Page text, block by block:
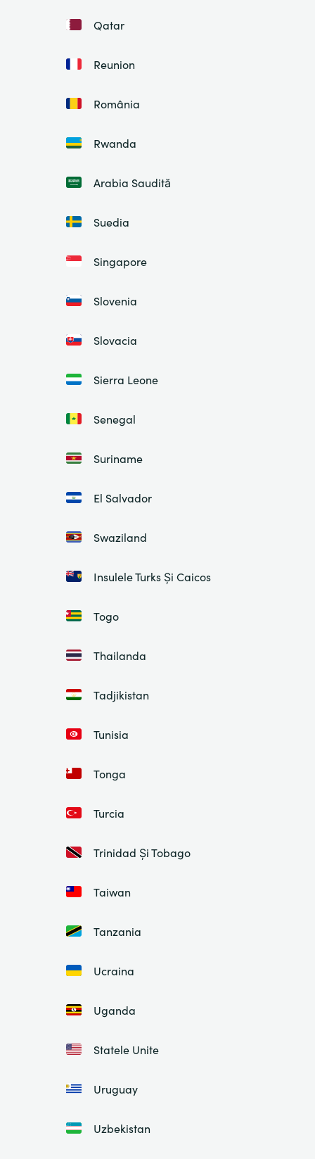
Qatar
Reunion
România
Rwanda
Arabia Saudită
Suedia
Singapore
Slovenia
Slovacia
Sierra Leone
Senegal
Suriname
El Salvador
Swaziland
Insulele Turks Și Caicos
Togo
Thailanda
Tadjikistan
Tunisia
Tonga
Turcia
Trinidad Și Tobago
Taiwan
Tanzania
Ucraina
Uganda
Statele Unite
Uruguay
Uzbekistan